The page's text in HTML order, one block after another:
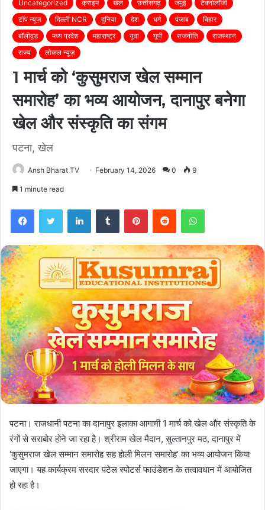
Uncategorized
क्राइम खेल छत्तीसगढ़ जमुई
टेक्नोलॉजी
टॉप न्यूज़
दिल्ली NCR दुनिया देश धर्म पंजाब
बिहार
बॉलीवुड
मध्य प्रदेश महाराष्ट्र युवा यूपी राजनीति
राजस्थान
राज्य
लोकल न्यूज़
1 मार्च को ‘कुसुमराज खेल सम्मान
समारोह’ का भव्य आयोजन, दानापुर बनेगा
खेल और संस्कृति का संगम
पटना, खेल
Ansh Bharat TV February 14, 2026 0 9
1 minute read
FacebookTwitter LinkedInTumblr PinterestReddit WhatsApp
पटना। राजधानी पटना का दानापुर इलाका आगामी 1 मार्च को खेल और संस्कृति के
रंगों से सराबोर होने जा रहा है। श्रीराम खेल मैदान, सुल्तानपुर मठ, दानापुर में
‘कुसुमराज खेल सम्मान समारोह सह होली मिलन समारोह’ का भव्य आयोजन किया
जाएगा। यह कार्यक्रम सरदार पटेल स्पोटर्स फाउंडेशन के तत्वावधान में आयोजित
हो रहा है।